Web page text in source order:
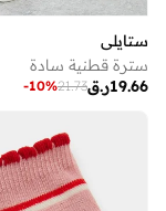
ستايلي
سترة قطنية سادة
ر.ق19.66
21.73
-10%